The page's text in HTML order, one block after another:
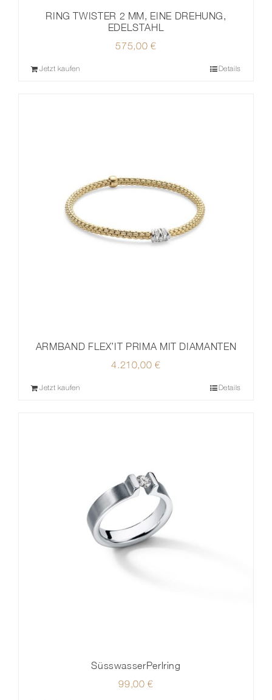
RING TWISTER 2 MM, EINE DREHUNG,
EDELSTAHL
575,00 €
Jetzt kaufen Details
ARMBAND FLEX’IT PRIMA MIT DIAMANTEN
4.210,00€
Jetzt kaufen Details
SüsswasserPerlring
99,00€